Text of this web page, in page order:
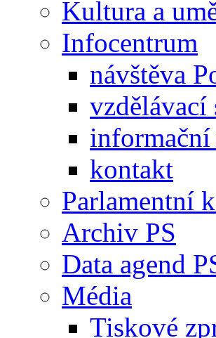
Kultura a
Infocentrum
návštěva
vzdělávací
kontakt
Parlamentní
Archiv PS
Data agend
Média
Tiskové